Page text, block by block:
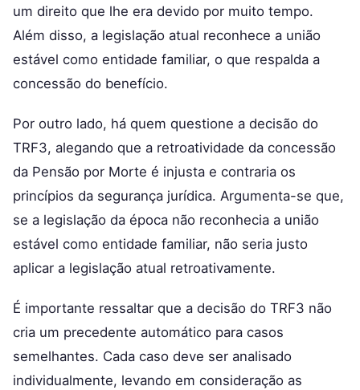
um direito que lhe era devido por muito tempo.
Além disso, a legislação atual reconhece a união
estável como entidade familiar, o que respalda a
concessão do benefício.
Por outro lado, há quem questione a decisão do
TRF3, alegando que a retroatividade da concessão
da Pensão por Morte é injusta e contraria os
princípios da segurança jurídica. Argumenta-se que,
se a legislação da época não reconhecia a união
estável como entidade familiar, não seria justo
aplicar a legislação atual retroativamente.
É importante ressaltar que a decisão do TRF3 não
cria um precedente automático para casos
semelhantes. Cada caso deve ser analisado
individualmente, levando em consideração as